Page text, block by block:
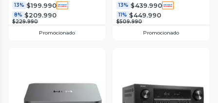
13% $199.990
8% $209.990
$229.990
Promocionado
13% $439.990
11% $449.990
$509.990
Promocionado